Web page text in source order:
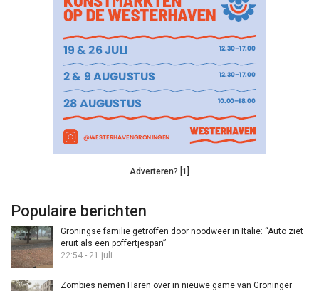
Adverteren? [1]
Populaire berichten
Groningse familie getroffen door noodweer in Italië: “Auto ziet
eruit als een poffertjespan”
22:54 - 21 juli
Zombies nemen Haren over in nieuwe game van Groninger